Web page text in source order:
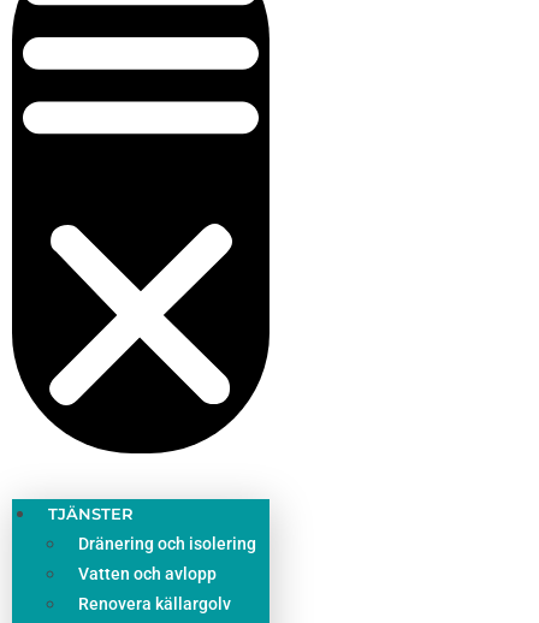
TJÄNSTER
Dränering och isolering
Vatten och avlopp
Renovera källargolv